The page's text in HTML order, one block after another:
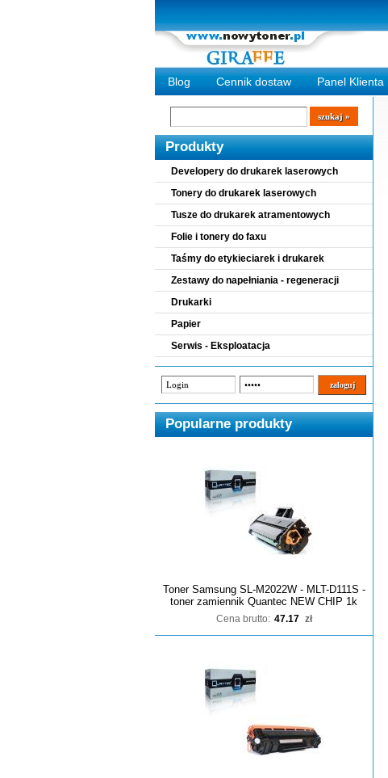
Blog Cennik dostaw Panel Klienta
Wyszukiwarka
szukaj
Produkty
Developery do drukarek laserowych
Tonery do drukarek laserowych
Tusze do drukarek atramentowych
Folie i tonery do faxu
Taśmy do etykieciarek i drukarek
Zestawy do napełniania - regeneracji
Drukarki
Papier
Serwis - Eksploatacja
Popularne produkty
Toner Samsung SL-M2022W - MLT-D111S -
toner zamiennik Quantec NEW CHIP 1k
Cena brutto: 47.17 zł